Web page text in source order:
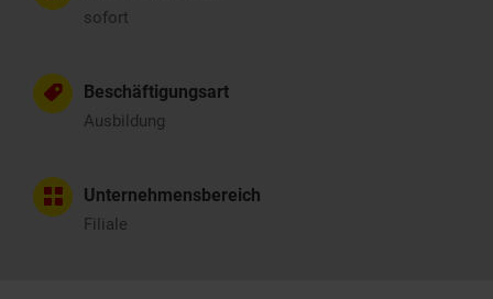
sofort
Beschäftigungsart
Ausbildung
Unternehmensbereich
Filiale